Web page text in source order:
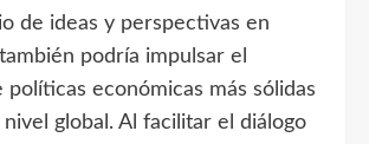
de ideas y perspectivas en
podría impulsar el
políticas económicas más sólidas
global. Al facilitar el diálogo